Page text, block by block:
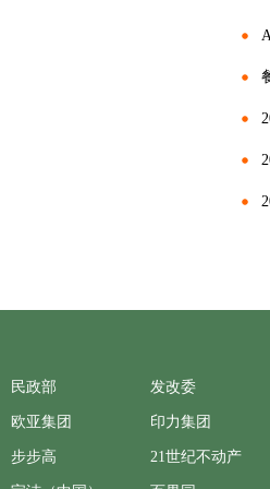
民政部 发改委
欧亚集团 印力集团
步步高 21世纪不动产